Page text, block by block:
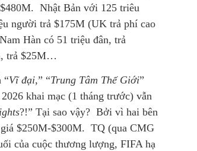
Nhật Bản với 125 triêu
người trả $175M (UK trả phí cao
Hàn có 51 triệu đân, trả
trả $25M…
“Vĩ đại,” “Trung Tâm Thế Giới”
khai mạc (1 tháng trước) vẫn
?!” Tại sao vậy? Bởi vì hai bên
$250M-$300M. TQ (qua CMG
của cuộc thương lượng, FIFA hạ